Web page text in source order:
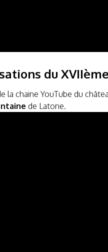
du
chaine YouTube du
de Latone.